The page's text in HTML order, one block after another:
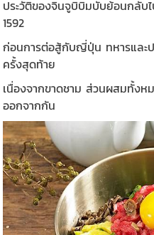
ประวัติของจินจูบิบิมบับย้อนกลับ
1592
ก่อนการต่อสู้กับญี่ปุ่น ทหารและป
ครั้งสุดท้าย
เนื่องจากขาดชาม ส่วนผสมทั้ง
ออกจากกัน